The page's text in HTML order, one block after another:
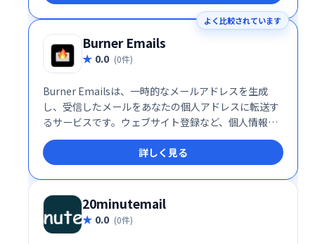
よく比較されています
Burner Emails
0.0 (0件)
Burner Emailsは、一時的なメールアドレスを生成
し、受信したメールをあなたの個人アドレスに転送す
るサービスです。ウェブサイト登録など、個人情報の
保護が必要な場面でプライバシーを守ります。不要な
メール受信を避け、安全にオンラインサービスを利用
できます。手軽で便利なメール管理を実現します。
詳しく見る
20minutemail
0.0 (0件)